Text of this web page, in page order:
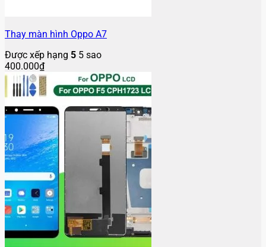
Thay màn hình Oppo A7
Được xếp hạng 5 5 sao
400.000₫